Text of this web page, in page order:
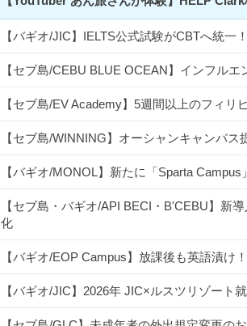
【バギオ/JIC】IELTS公式試験がCBTへ統
【セブ島/CEBU BLUE OCEAN】インフル
【セブ島/EV Academy】5週間以上のフィ
【セブ島/WINNING】オーシャンキャンパ
【バギオ/MONOL】新たに「Sparta
【セブ島・バギオ/API BECI・B'CEBU】新
化
【バギオ/EOP Campus】放課後も英語漬
【バギオ/JIC】2026年 JIC×ルスツリゾート